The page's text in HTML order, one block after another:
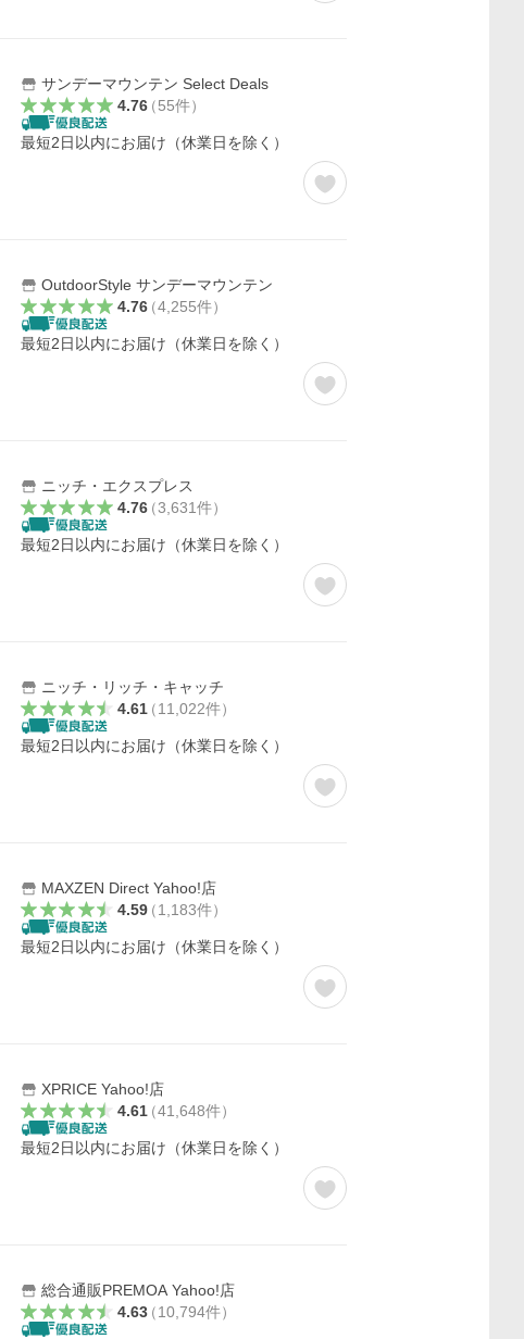
サンデーマウンテン Select Deals
4.76（55件）
最短2日以内にお届け（休業日を除く）
OutdoorStyle サンデーマウンテン
4.76（4,255件）
最短2日以内にお届け（休業日を除く）
ニッチ・エクスプレス
4.76（3,631件）
最短2日以内にお届け（休業日を除く）
ニッチ・リッチ・キャッチ
4.61（11,022件）
最短2日以内にお届け（休業日を除く）
MAXZEN Direct Yahoo!店
4.59（1,183件）
最短2日以内にお届け（休業日を除く）
XPRICE Yahoo!店
4.61（41,648件）
最短2日以内にお届け（休業日を除く）
総合通販PREMOA Yahoo!店
4.63（10,794件）